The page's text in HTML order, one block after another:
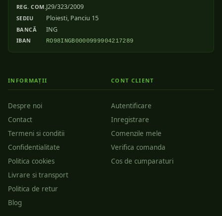
REG. COM.J29/323/2009
SEDIU Ploiesti, Panciu 15
BANCĂ ING
IBAN RO98INGB0000999904217289
INFORMAȚII
Despre noi
Contact
Termeni si conditii
Confidentialitate
Politica cookies
Livrare si transport
Politica de retur
Blog
CONT CLIENT
Autentificare
Inregistrare
Comenzile mele
Verifica comanda
Cos de cumparaturi